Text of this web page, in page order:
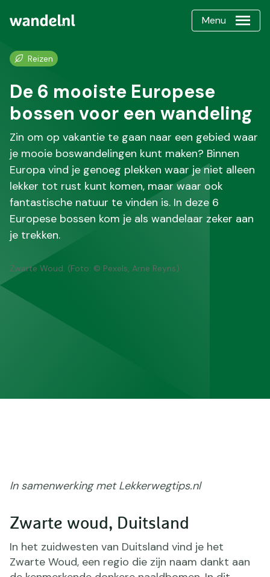
Menu
Reizen
De 6 mooiste Europese
bossen voor een wandeling
Zin om op vakantie te gaan naar een gebied waar
je mooie boswandelingen kunt maken? Binnen
Europa vind je genoeg plekken waar je niet alleen
lekker tot rust kunt komen, maar waar ook
fantastische natuur te vinden is. In deze 6
Europese bossen kom je als wandelaar zeker aan
je trekken.
Zwarte Woud. (Foto: © Pexels, Arne Reyns)
In samenwerking met Lekkerwegtips.nl
Zwarte woud, Duitsland
In het zuidwesten van Duitsland vind je het
Zwarte Woud, een regio die zijn naam dankt aan